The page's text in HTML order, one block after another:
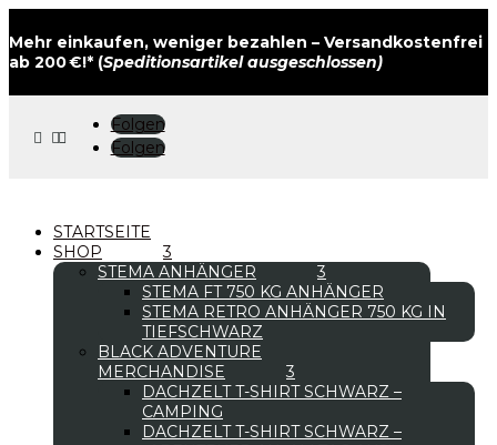
Mehr einkaufen, weniger bezahlen – Versandkostenfrei
ab 200 €!* (Speditionsartikel ausgeschlossen)
 
Folgen
Folgen
STARTSEITE
SHOP
STEMA ANHÄNGER
STEMA FT 750 KG ANHÄNGER
STEMA RETRO ANHÄNGER 750 KG IN
TIEFSCHWARZ
BLACK ADVENTURE
MERCHANDISE
DACHZELT T-SHIRT SCHWARZ –
CAMPING
DACHZELT T-SHIRT SCHWARZ –